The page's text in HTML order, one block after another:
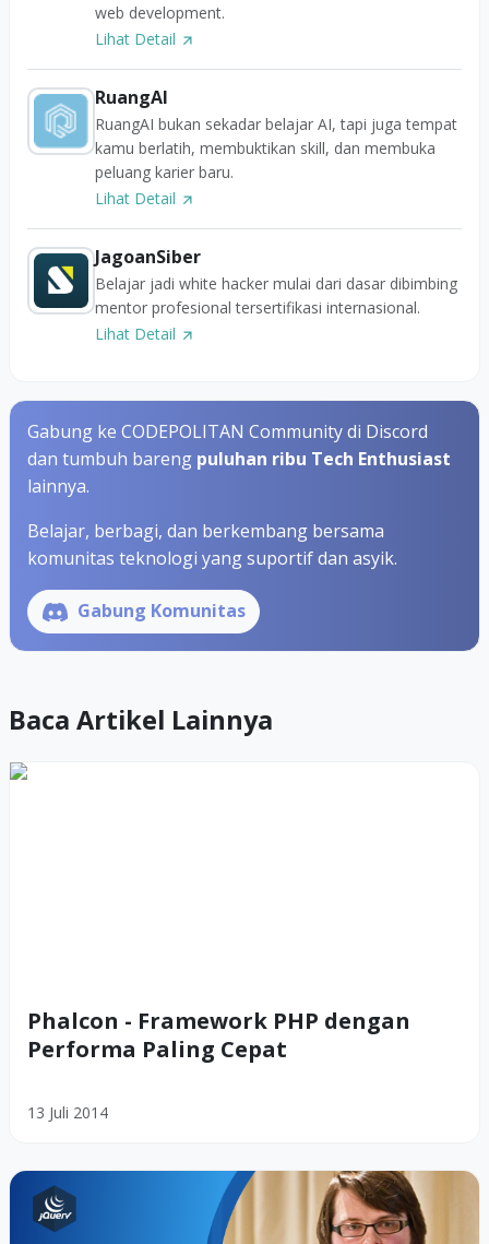
web development.
Lihat Detail
RuangAI
RuangAI bukan sekadar belajar AI, tapi juga tempat
kamu berlatih, membuktikan skill, dan membuka
peluang karier baru.
Lihat Detail
JagoanSiber
Belajar jadi white hacker mulai dari dasar dibimbing
mentor profesional tersertifikasi internasional.
Lihat Detail
Gabung ke CODEPOLITAN Community di Discord
dan tumbuh bareng puluhan ribu Tech Enthusiast
lainnya.
Belajar, berbagi, dan berkembang bersama
komunitas teknologi yang suportif dan asyik.
Gabung Komunitas
Baca Artikel Lainnya
Phalcon - Framework PHP dengan
Performa Paling Cepat
13 Juli 2014